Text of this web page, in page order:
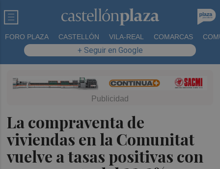
FORO PLAZA CASTELLÓN VILA-REAL COMARCAS
+ Seguir en Google
La compraventa de
viviendas en la Comunitat
vuelve a tasas positivas con